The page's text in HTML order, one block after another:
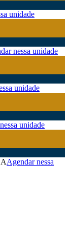
unidade
nessa unidade
unidade
unidade
Agendar nessa